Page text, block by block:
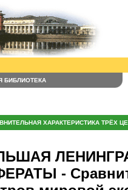
БИБЛИОТЕКА
ХАРАКТЕРИСТИКА ТРЁХ
-